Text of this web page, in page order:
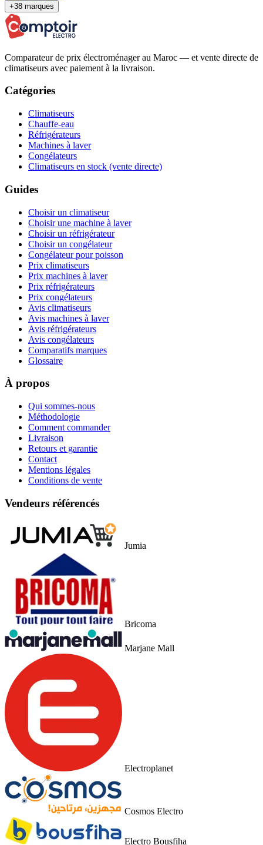
+38 marques
Comparateur de prix électroménager au Maroc — et vente directe de
climatiseurs avec paiement à la livraison.
Catégories
Climatiseurs
Chauffe-eau
Réfrigérateurs
Machines à laver
Congélateurs
Climatiseurs en stock (vente directe)
Guides
Choisir un climatiseur
Choisir une machine à laver
Choisir un réfrigérateur
Choisir un congélateur
Congélateur pour poisson
Prix climatiseurs
Prix machines à laver
Prix réfrigérateurs
Prix congélateurs
Avis climatiseurs
Avis machines à laver
Avis réfrigérateurs
Avis congélateurs
Comparatifs marques
Glossaire
À propos
Qui sommes-nous
Méthodologie
Comment commander
Livraison
Retours et garantie
Contact
Mentions légales
Conditions de vente
Vendeurs référencés
Jumia
Bricoma
Marjane Mall
Electroplanet
Cosmos Electro
Electro Bousfiha